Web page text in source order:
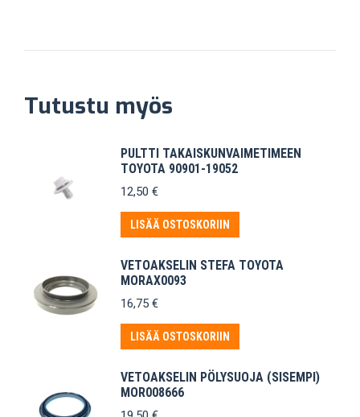
Tutustu myös
PULTTI TAKAISKUNVAIMETIMEEN
TOYOTA 90901-19052
12,50 €
LISÄÄ OSTOSKORIIN
VETOAKSELIN STEFA TOYOTA
MORAX0093
16,75 €
LISÄÄ OSTOSKORIIN
VETOAKSELIN PÖLYSUOJA (SISEMPI)
MOR008666